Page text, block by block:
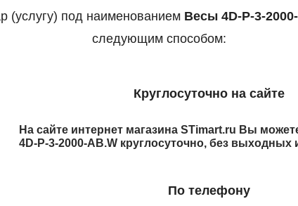
(услугу) под наименованием Весы 4D-P-3-
следующим способом:
Круглосуточно на сайте
На сайте интернет магазина STimart.ru Вы
4D-P-3-2000-AB.W круглосуточно, без выходных
По телефону